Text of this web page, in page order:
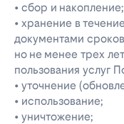
• сбор и накопление;
• хранение в
документами
но не менее трех
пользования услуг
• уточнение
• использование;
• уничтожение;